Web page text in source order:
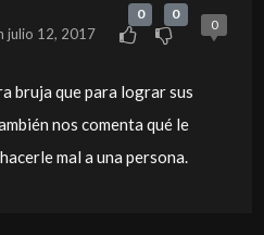
julio 12, 2017
0 0
0
bruja que para lograr sus
nos comenta qué le
mal a una persona.